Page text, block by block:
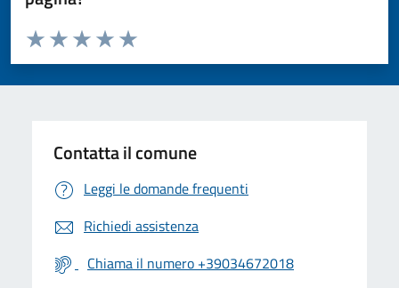
Valuta da 1 a 5 stelle la pagina
Valuta 5 stelle su 5
Valuta 4 stelle su 5
Valuta 3 stelle su 5
Valuta 2 stelle su 5
Valuta 1 stelle su 5
Contatta il comune
Leggi le domande frequenti
Richiedi assistenza
Chiama il numero +39034672018